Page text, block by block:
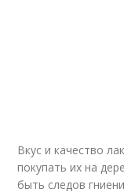
Вкус и качество
покупать их на
быть следов